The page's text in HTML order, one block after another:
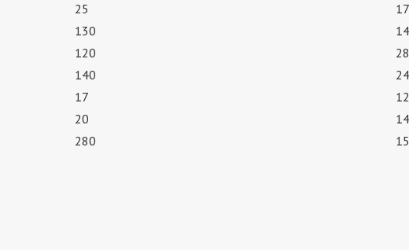
25 17
130
120 28
140 24
17 12
20 14
280